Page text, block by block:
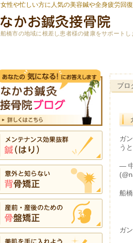
女性や忙しい方に人気の美容鍼や全身疲労回
船橋市の地域に根差し患者様の健康をサポートし
ブロ
ガ
う
—
船
ガ